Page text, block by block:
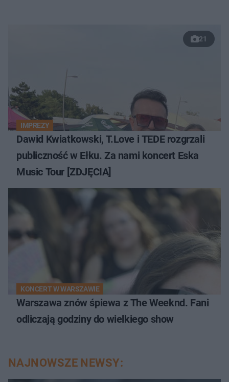
21
IMPREZY
Dawid Kwiatkowski, T.Love i TEDE rozgrzali
publiczność w Ełku. Za nami koncert Eska
Music Tour [ZDJĘCIA]
KONCERT W WARSZAWIE
Warszawa znów śpiewa z The Weeknd. Fani
odliczają godziny do wielkiego show
NAJNOWSZE NEWSY: